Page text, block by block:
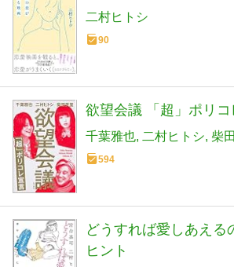
二村ヒトシ
90
欲望会議 「超」ポリ
千葉雅也 二村ヒトシ 柴
594
どうすれば愛しあえる
ヒント